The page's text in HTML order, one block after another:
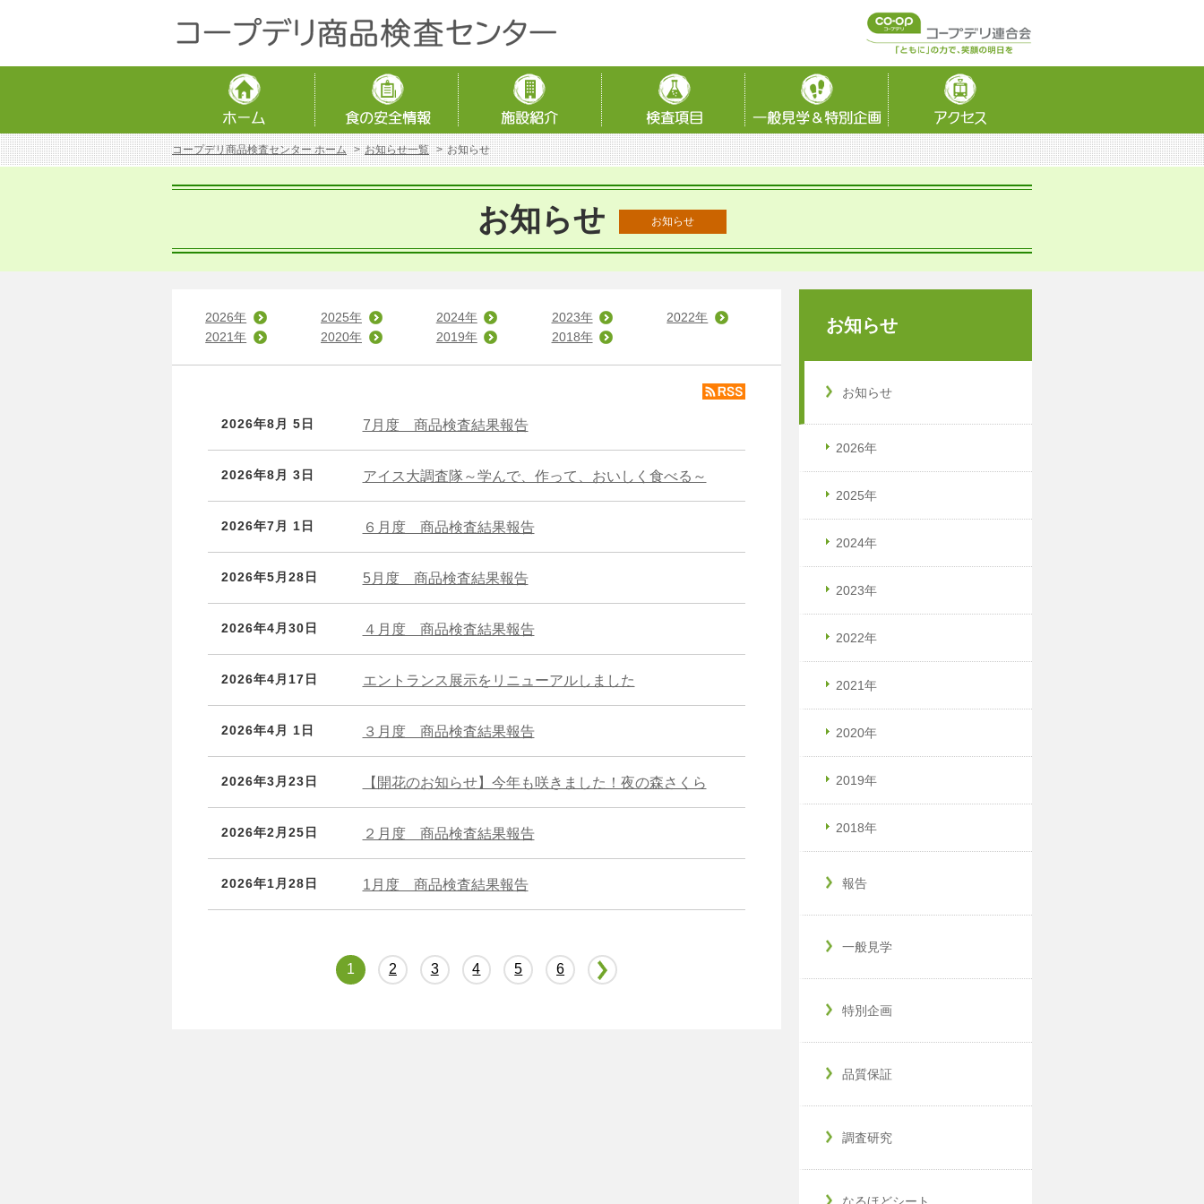
コープデリ商品検査センター ホーム お知らせ一覧 お知らせ
お知らせ お知らせ
2026年 2025年 2024年 2023年
2022年
2021年
2020年 2019年 2018年
2026年8月 5日 7月度 商品検査結果報告
2026年8月 3日 アイス大調査隊～学んで、作って、おいしく食べる～
2026年7月 1日 ６月度 商品検査結果報告
2026年5月28日 5月度 商品検査結果報告
2026年4月30日 ４月度 商品検査結果報告
2026年4月17日 エントランス展示をリニューアルしました
2026年4月 1日 ３月度 商品検査結果報告
2026年3月23日 【開花のお知らせ】今年も咲きました！夜の森さくら
2026年2月25日 ２月度 商品検査結果報告
2026年1月28日 1月度 商品検査結果報告
1 2 3 4 5 6
お知らせ
お知らせ
2026年
2025年
2024年
2023年
2022年
2021年
2020年
2019年
2018年
報告
一般見学
特別企画
品質保証
調査研究